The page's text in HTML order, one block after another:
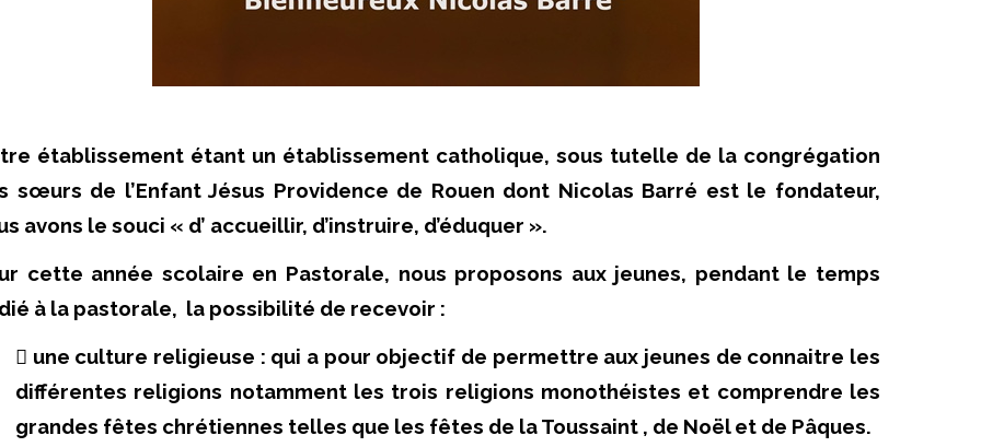
établissement étant un établissement catholique, sous tutelle de la congrégation
sœurs de l’Enfant Jésus Providence de Rouen dont Nicolas Barré est le fondateur,
avons le souci « d’ accueillir, d’instruire, d’éduquer ».
cette année scolaire en Pastorale, nous proposons aux jeunes, pendant le temps
à la pastorale, la possibilité de recevoir :
 une culture religieuse : qui a pour objectif de permettre aux jeunes de connaitre les
différentes religions notamment les trois religions monothéistes et comprendre les
grandes fêtes chrétiennes telles que les fêtes de la Toussaint , de Noël et de Pâques.